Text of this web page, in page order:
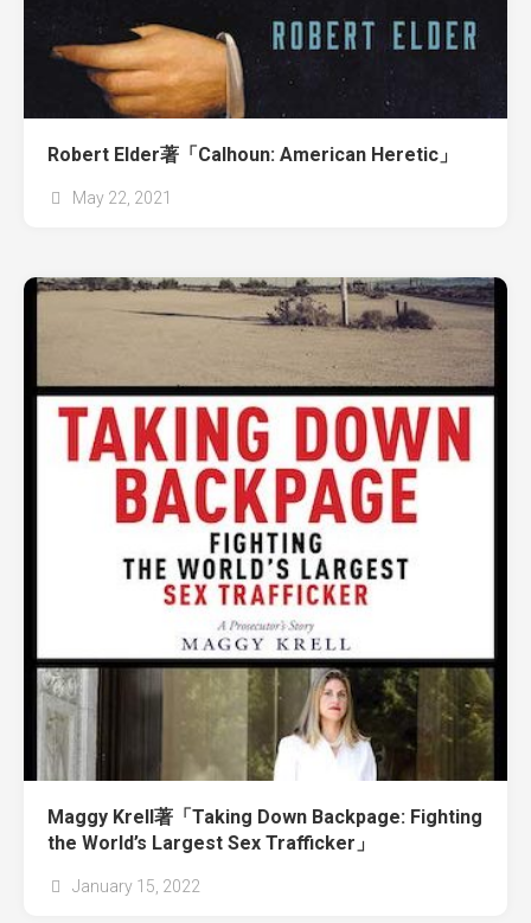
Robert Elder著「Calhoun: American Heretic」
May 22, 2021
Maggy Krell著「Taking Down Backpage: Fighting
the World’s Largest Sex Trafficker」
January 15, 2022